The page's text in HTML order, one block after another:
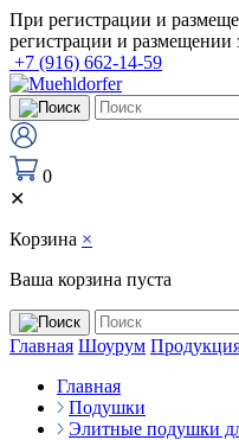
При регистрации и
регистрации и размещении
+7 (916) 662-14-59
0
✕
Корзина ×
Ваша корзина пуста
Главная Шоурум
Главная
Подушки
Элитные подушки